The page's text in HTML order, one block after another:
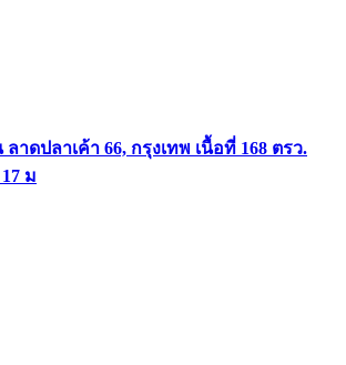
าดปลาเค้า 66, กรุงเทพ เนื้อที่ 168 ตรว.
ม